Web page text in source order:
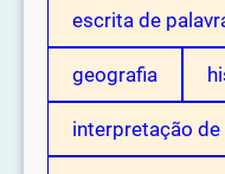
escrita de
geografia
interpretação